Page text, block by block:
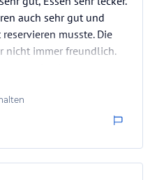
auch sehr gut und
musste. Die
nicht immer freundlich.
fehlten Handtücher). Die
für Preferred Club
schade, dass
für alle Hotelgäste die